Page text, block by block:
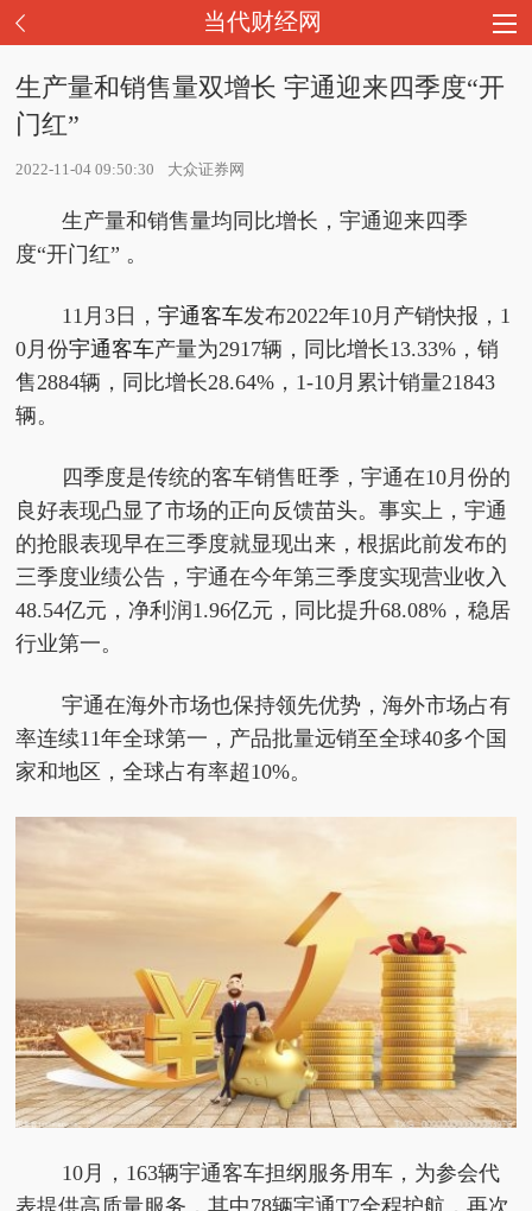
当代财经网
生产量和销售量双增长 宇通迎来四季度“开
门红”
2022-11-04 09:50:30 大众证券网
生产量和销售量均同比增长，宇通迎来四季
度“开门红” 。
11月3日， 宇通客车发布2022年10月产销快报，1
0月份宇通客车产量为2917辆，同比增长13.33%，销
售2884辆，同比增长28.64%，1-10月累计销量21843
辆。
四季度是传统的客车销售旺季，宇通在10月份的
良好表现凸显了市场的正向反馈苗头。事实上，宇通
的抢眼表现早在三季度就显现出来，根据此前发布的
三季度业绩公告，宇通在今年第三季度实现营业收入
48.54亿元，净利润1.96亿元，同比提升68.08%，稳居
行业第一。
宇通在海外市场也保持领先优势，海外市场占有
率连续11年全球第一，产品批量远销至全球40多个国
家和地区，全球占有率超10%。
10月，163辆宇通客车担纲服务用车，为参会代